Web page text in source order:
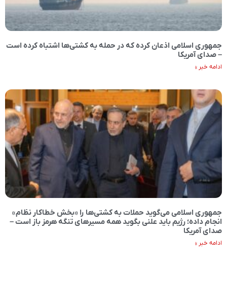
جمهوری اسلامی اذعان کرده که در حمله به کشتی‌ها اشتباه کرده است
– صدای آمریکا
ادامه خبر »
جمهوری اسلامی می‌گوید حملات به کشتی‌ها را «بخش خطاکار نظام»
انجام داده؛ رژیم باید علنی بگوید همه مسیرهای تنگه هرمز باز است –
صدای آمریکا
ادامه خبر »